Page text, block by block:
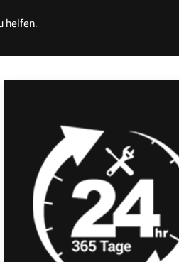
helfen.